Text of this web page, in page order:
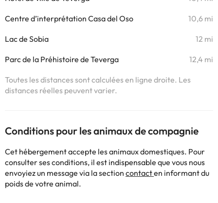
Centre d’interprétation Casa del Oso 10,6 mi
Lac de Sobia 12 mi
Parc de la Préhistoire de Teverga 12,4 mi
Toutes les distances sont calculées en ligne droite. Les
distances réelles peuvent varier.
Conditions pour les animaux de compagnie
Cet hébergement accepte les animaux domestiques. Pour
consulter ses conditions, il est indispensable que vous nous
envoyiez un message via la section contacten informant du
poids de votre animal.